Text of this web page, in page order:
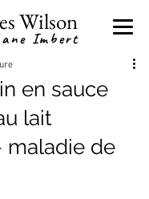
Imbert
Wilson
en sauce
lait
maladie de